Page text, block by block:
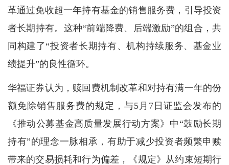
革通过免收超一年持有基金的销售服务费，引导投资
者长期持有。这种“前端降费、后端激励”的组合，共
同构建了“投资者长期持有、机构持续服务、基金业
绩提升”的良性循环。
华福证券认为，赎回费机制改革和对持有满一年的份
额免除销售服务费的规定，与5月7日证监会发布的
《推动公募基金高质量发展行动方案》中“鼓励长期
持有”的理念一脉相承，有助于减少投资者频繁申赎
带来的交易损耗和行为偏差，《规定》从约束短期行